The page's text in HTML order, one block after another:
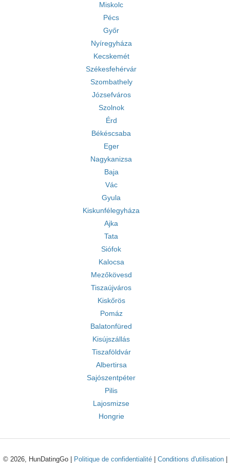
Miskolc
Pécs
Győr
Nyíregyháza
Kecskemét
Székesfehérvár
Szombathely
Józsefváros
Szolnok
Érd
Békéscsaba
Eger
Nagykanizsa
Baja
Vác
Gyula
Kiskunfélegyháza
Ajka
Tata
Siófok
Kalocsa
Mezőkövesd
Tiszaújváros
Kiskőrös
Pomáz
Balatonfüred
Kisújszállás
Tiszaföldvár
Albertirsa
Sajószentpéter
Pilis
Lajosmizse
Hongrie
© 2026, HunDatingGo | Politique de confidentialité| Conditions d'utilisation|